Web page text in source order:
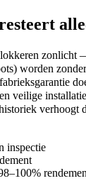
zonlicht
worden
veilige
verhoogt
inspectie